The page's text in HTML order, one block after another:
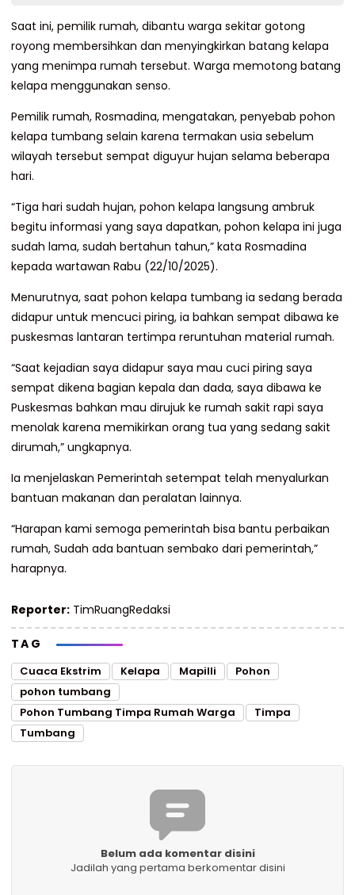
Saat ini, pemilik rumah, dibantu warga sekitar gotong
royong membersihkan dan menyingkirkan batang kelapa
yang menimpa rumah tersebut. Warga memotong batang
kelapa menggunakan senso.
Pemilik rumah, Rosmadina, mengatakan, penyebab pohon
kelapa tumbang selain karena termakan usia sebelum
wilayah tersebut sempat diguyur hujan selama beberapa
hari.
“Tiga hari sudah hujan, pohon kelapa langsung ambruk
begitu informasi yang saya dapatkan, pohon kelapa ini juga
sudah lama, sudah bertahun tahun,” kata Rosmadina
kepada wartawan Rabu (22/10/2025).
Menurutnya, saat pohon kelapa tumbang ia sedang berada
didapur untuk mencuci piring, ia bahkan sempat dibawa ke
puskesmas lantaran tertimpa reruntuhan material rumah.
“Saat kejadian saya didapur saya mau cuci piring saya
sempat dikena bagian kepala dan dada, saya dibawa ke
Puskesmas bahkan mau dirujuk ke rumah sakit rapi saya
menolak karena memikirkan orang tua yang sedang sakit
dirumah,” ungkapnya.
Ia menjelaskan Pemerintah setempat telah menyalurkan
bantuan makanan dan peralatan lainnya.
“Harapan kami semoga pemerintah bisa bantu perbaikan
rumah, Sudah ada bantuan sembako dari pemerintah,”
harapnya.
Reporter: TimRuangRedaksi
TAG
Cuaca Ekstrim Kelapa Mapilli
Pohon
pohon tumbang
Pohon Tumbang Timpa Rumah Warga
Timpa
Tumbang
Belum ada komentar disini
Jadilah yang pertama berkomentar disini